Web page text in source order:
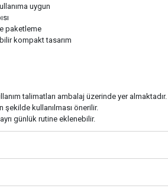
uygun
paketleme
kompakt tasarım
talimatları ambalaj üzerinde yer almaktadır.
kullanılması önerilir.
günlük rutine eklenebilir.